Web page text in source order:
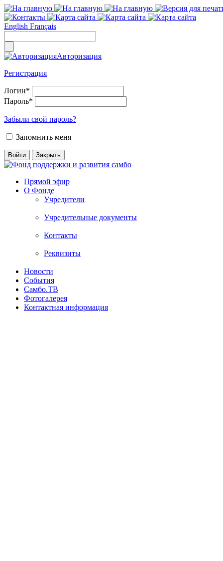
English Français
Авторизация
Регистрация
Логин*
Пароль*
Забыли свой пароль?
Запомнить меня
Прямой эфир
О Фонде
Учредители
Учредительные документы
Контакты
Реквизиты
Новости
События
Самбо.ТВ
Фотогалерея
Контактная информация